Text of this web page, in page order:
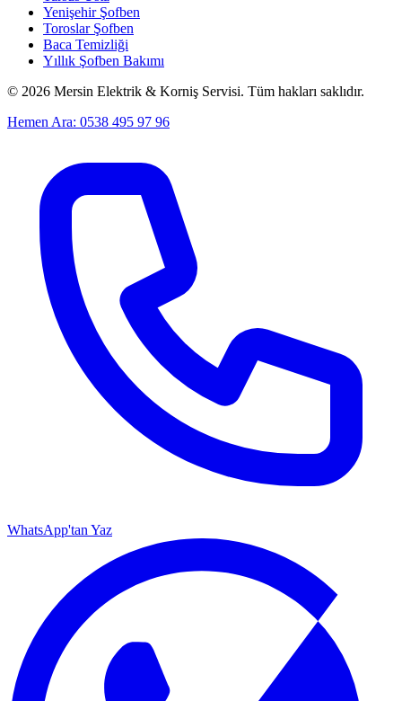
Yenişehir Şofben
Toroslar Şofben
Baca Temizliği
Yıllık Şofben Bakımı
© 2026 Mersin Elektrik & Korniş Servisi. Tüm hakları saklıdır.
Hemen Ara: 0538 495 97 96
WhatsApp'tan Yaz